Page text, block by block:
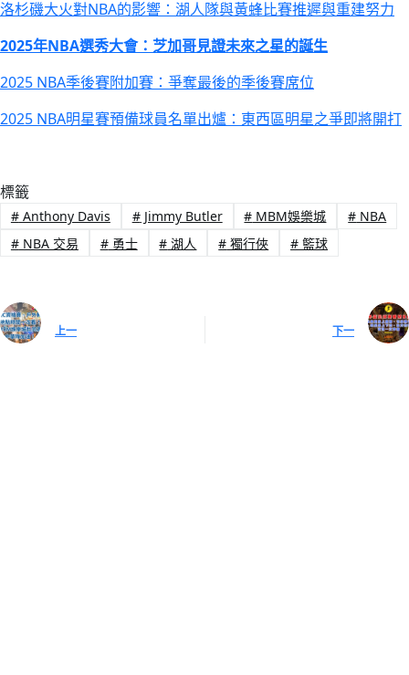
洛杉磯大火對NBA的影響：湖人隊與黃蜂比賽推遲與重建努力
2025年NBA選秀大會：芝加哥見證未來之星的誕生
2025 NBA季後賽附加賽：爭奪最後的季後賽席位
2025 NBA明星賽預備球員名單出爐：東西區明星之爭即將開打
標籤
#Anthony Davis #Jimmy Butler # MBM娛樂城 # NBA
#NBA 交易 #勇士 # 湖人 # 獨行俠 # 籃球
上一 下一